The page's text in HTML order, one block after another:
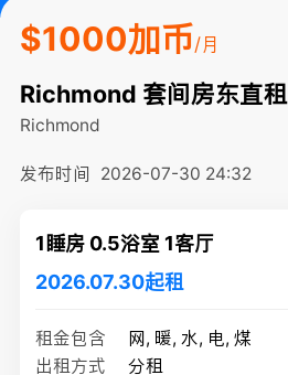
$1000加币/月
Richmond 套间房东直租
Richmond
发布时间 2026-07-30 24:32
1睡房 0.5浴室 1客厅
2026.07.30起租
租金包含
网, 暖, 水, 电, 煤
出租方式
分租